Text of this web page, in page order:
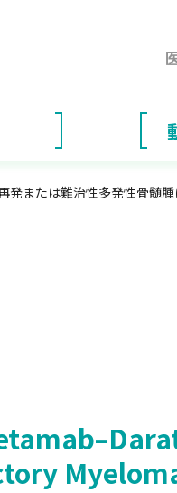
発または難治性多発性骨髄